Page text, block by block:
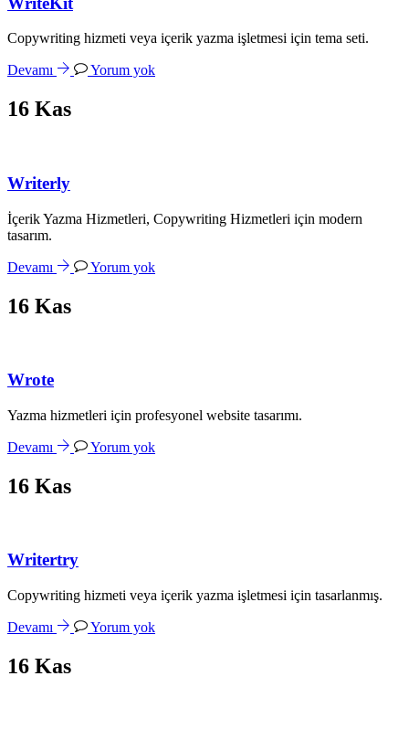
Copywriting hizmeti veya içerik yazma işletmesi için tema seti.
Devamı Yorum yok
16 Kas
Writerly
İçerik Yazma Hizmetleri, Copywriting Hizmetleri için modern
tasarım.
Devamı Yorum yok
16 Kas
Wrote
Yazma hizmetleri için profesyonel website tasarımı.
Devamı Yorum yok
16 Kas
Writertry
Copywriting hizmeti veya içerik yazma işletmesi için tasarlanmış.
Devamı Yorum yok
16 Kas